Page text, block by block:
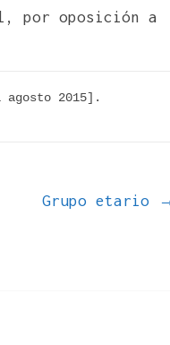
por oposición a
2015].
Grupo etario